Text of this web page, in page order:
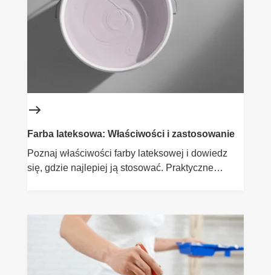
Farba lateksowa: Właściwości i zastosowanie
Poznaj właściwości farby lateksowej i dowiedz
się, gdzie najlepiej ją stosować. Praktyczne